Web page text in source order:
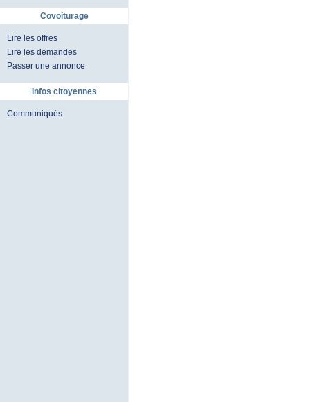
Covoiturage
Lire les offres
Lire les demandes
Passer une annonce
Infos citoyennes
Communiqués